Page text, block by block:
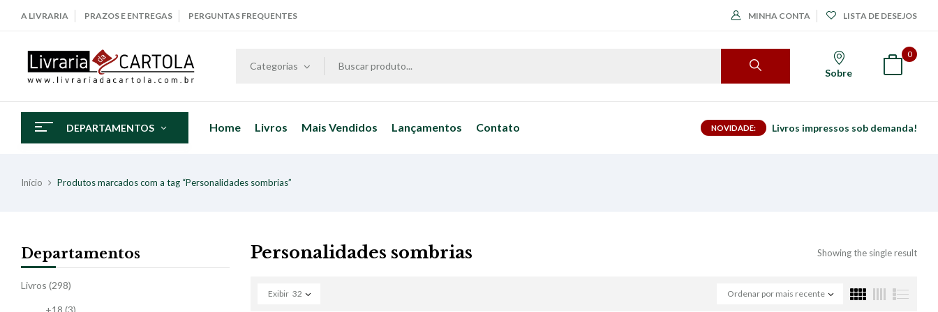
A LIVRARIA PRAZOS E ENTREGAS PERGUNTAS FREQUENTES MINHA CONTA LISTA DE DESEJOS
Categorias
Sobre
0
DEPARTAMENTOS Home Livros Mais Vendidos Lançamentos Contato NOVIDADE: Livros impressos sob demanda!
Início Produtos marcados com a tag “Personalidades sombrias”
Departamentos
Livros (298)
+18 (3)
Personalidades sombrias Showing the single result
Ordenar por mais recente
Exibir 32